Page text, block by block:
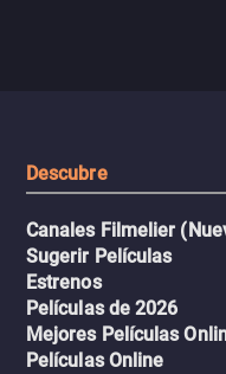
Descubre
Canales Filmelier
Sugerir Películas
Estrenos
Películas de 2026
Mejores Películas
Películas Online